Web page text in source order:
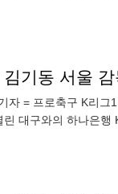
기동 서울
자 = 프로축구 K리
대구와의 하나은